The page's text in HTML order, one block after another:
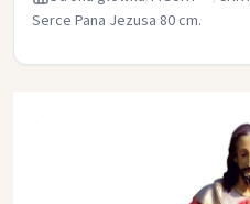
Serce Pana Jezusa 80 cm.